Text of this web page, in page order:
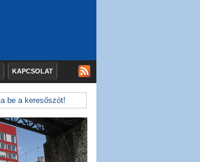
KAPCSOLAT